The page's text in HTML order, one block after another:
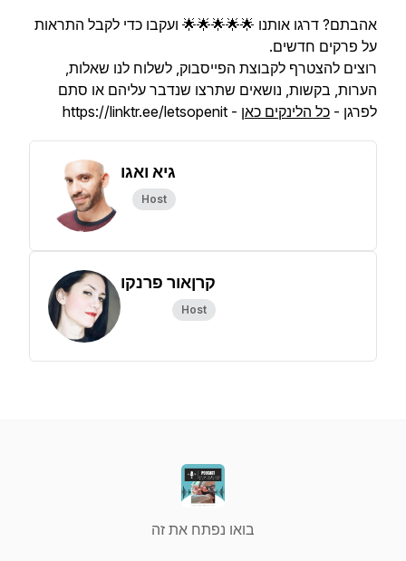
אהבתם? דרגו אותנו 🌟🌟🌟🌟🌟 ועקבו כדי לקבל התראות
על פרקים חדשים.
רוצים להצטרף לקבוצת הפייסבוק, לשלוח לנו שאלות,
הערות, בקשות, נושאים שתרצו שנדבר עליהם או סתם
לפרגן - כל הלינקים כאן - https://linktr.ee/letsopenit
גיא ואגו
Host
קרןאור פרנקו
Host
בואו נפתח את זה